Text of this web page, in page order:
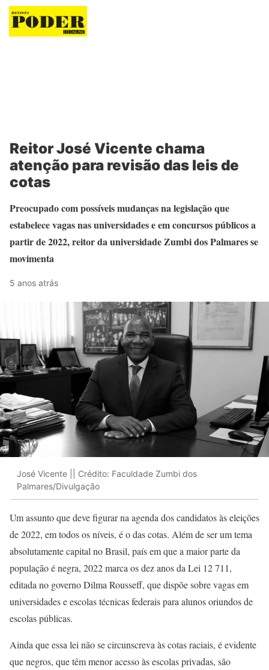
Revista Poder
Reitor José Vicente chama
atenção para revisão das leis de
cotas
Preocupado com possíveis mudanças na legislação que
estabelece vagas nas universidades e em concursos públicos a
partir de 2022, reitor da universidade Zumbi dos Palmares se
movimenta
5 anos atrás
José Vicente || Crédito: Faculdade Zumbi dos
Palmares/Divulgação
Um assunto que deve figurar na agenda dos candidatos às eleições
de 2022, em todos os níveis, é o das cotas. Além de ser um tema
absolutamente capital no Brasil, país em que a maior parte da
população é negra, 2022 marca os dez anos da Lei 12 711,
editada no governo Dilma Rousseff, que dispõe sobre vagas em
universidades e escolas técnicas federais para alunos oriundos de
escolas públicas.
Ainda que essa lei não se circunscreva às cotas raciais, é evidente
que negros, que têm menor acesso às escolas privadas, são